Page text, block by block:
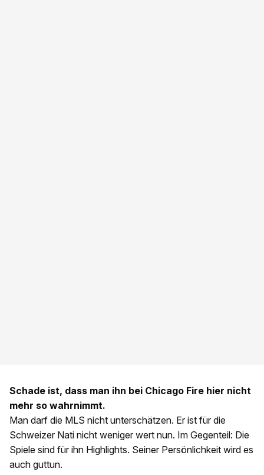
Schade ist, dass man ihn bei Chicago Fire hier nicht
mehr so wahrnimmt.
Man darf die MLS nicht unterschätzen. Er ist für die
Schweizer Nati nicht weniger wert nun. Im Gegenteil: Die
Spiele sind für ihn Highlights. Seiner Persönlichkeit wird es
auch guttun.